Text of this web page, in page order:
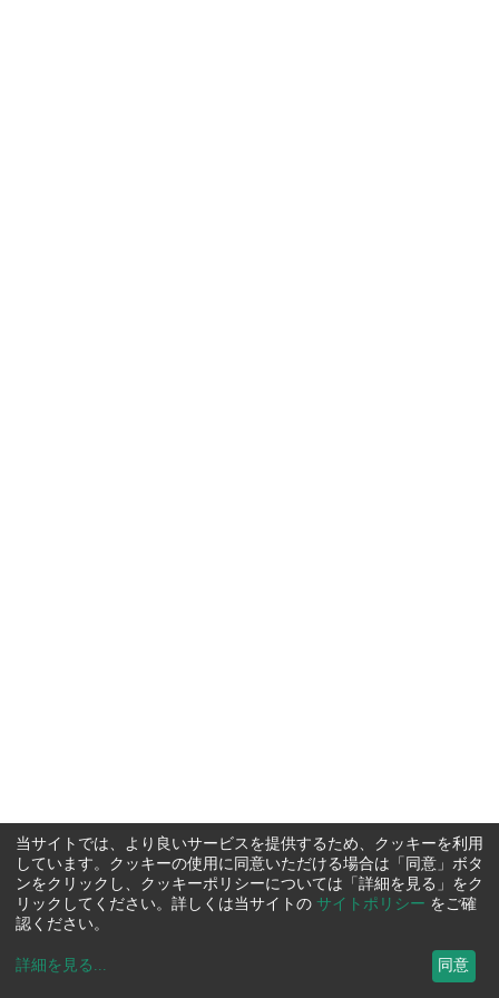
当サイトでは、より良いサービスを提供するため、クッキーを利用
しています。クッキーの使用に同意いただける場合は「同意」ボタ
ンをクリックし、クッキーポリシーについては「詳細を見る」をク
リックしてください。詳しくは当サイトの サイトポリシー をご確
認ください。
詳細を見る ... 同意